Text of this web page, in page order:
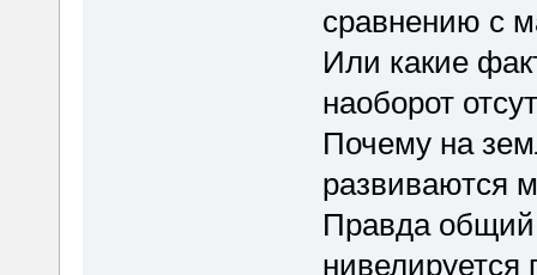
сравнению с
Или какие
наоборот
Почему на
развиваются
Правда общий